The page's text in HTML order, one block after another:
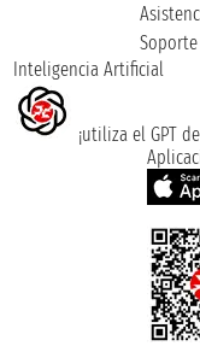
Inteligencia Artificial
¡utiliza el GPT